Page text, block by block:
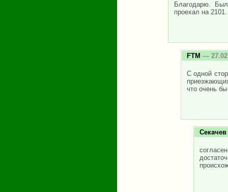
Благодарю.
проехал на 2101.
FTM —
С одной
что очень